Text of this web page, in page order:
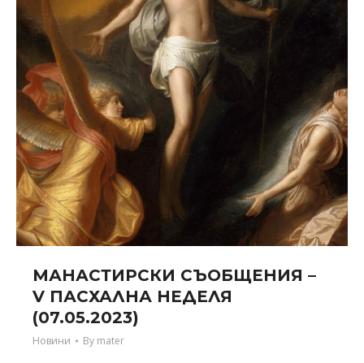
МАНАСТИРСКИ СЪОБЩЕНИЯ –
V ПАСХАЛНА НЕДЕЛЯ
(07.05.2023)
Новини By mater